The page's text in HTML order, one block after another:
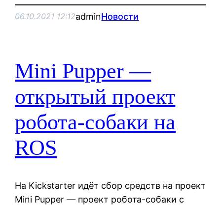
06.10.2021 12:12adminНовости
Mini Pupper —
открытый проект
робота-собаки на
ROS
На Kickstarter идёт сбор средств на проект
Mini Pupper — проект робота-собаки с